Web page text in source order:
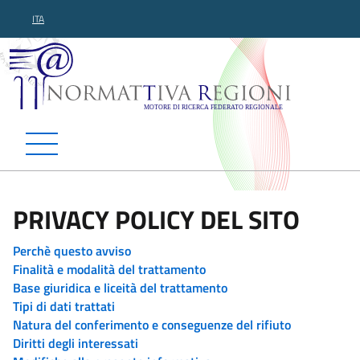
ITA
Normattiva Regioni -
PRIVACY POLICY DEL SITO
Perchè questo avviso
Finalità e modalità del trattamento
Base giuridica e liceità del trattamento
Tipi di dati trattati
Natura del conferimento e conseguenze del rifiuto
Diritti degli interessati